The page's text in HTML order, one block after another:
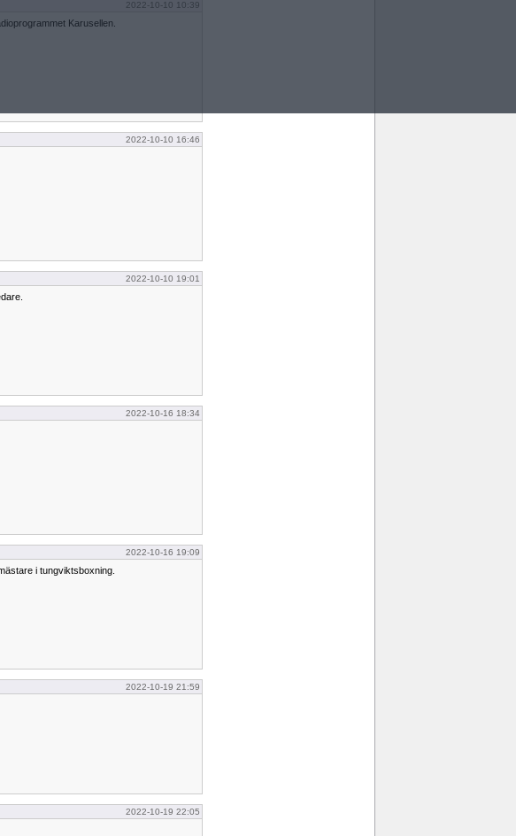
2022-10-10 10:39
Karusellen.
2022-10-10 16:46
2022-10-10 19:01
2022-10-16 18:34
2022-10-16 19:09
i tungviktsboxning.
2022-10-19 21:59
2022-10-19 22:05